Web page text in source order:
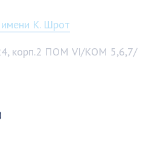
имени К. Шрот
корп.2 ПОМ VI/КОМ 5,6,7/